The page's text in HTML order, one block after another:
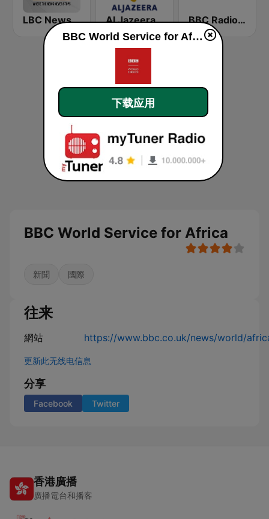
LBC News Al Jazeera English (قناة الجزيرة) BBC Radio 5 live
BBC World Service for Africa
新聞 國際
往来
網站 https://www.bbc.co.uk/news/world/
更新此无线电信息
分享
Facebook Twitter
香港廣播
廣播電台和播客
BBC World Service for Africa
下载应用